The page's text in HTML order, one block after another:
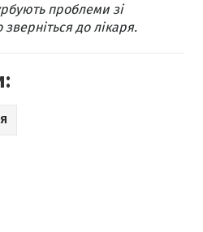
проблеми зі
до лікаря.